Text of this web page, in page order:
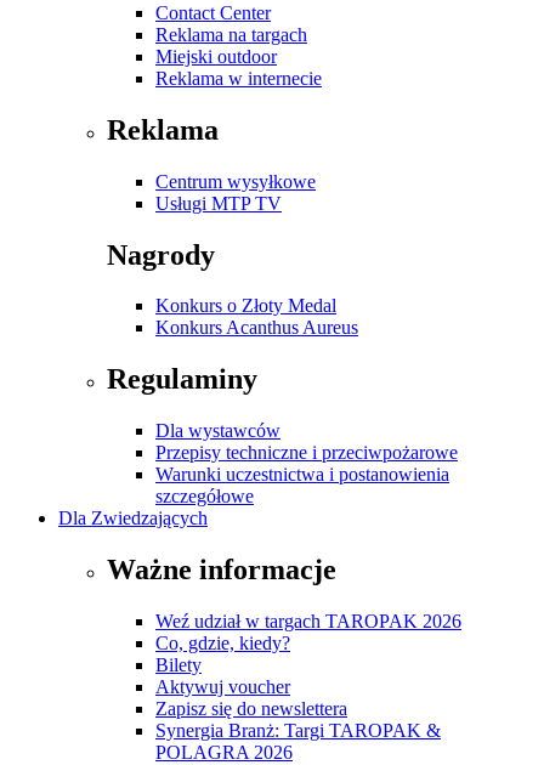
Contact Center
Reklama na targach
Miejski outdoor
Reklama w internecie
Reklama
Centrum wysyłkowe
Usługi MTP TV
Nagrody
Konkurs o Złoty Medal
Konkurs Acanthus Aureus
Regulaminy
Dla wystawców
Przepisy techniczne i przeciwpożarowe
Warunki uczestnictwa i postanowienia
szczegółowe
Dla Zwiedzających
Ważne informacje
Weź udział w targach TAROPAK 2026
Co, gdzie, kiedy?
Bilety
Aktywuj voucher
Zapisz się do newslettera
Synergia Branż: Targi TAROPAK &
POLAGRA 2026